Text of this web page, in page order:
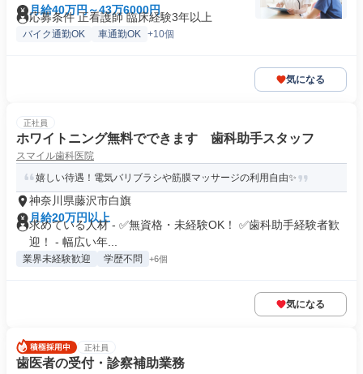
月給40万円～43万6000円
応募条件 正看護師 臨床経験3年以上
バイク通勤OK 車通勤OK +10個
気になる
正社員
ホワイトニング無料でできます 歯科助手スタッフ
スマイル歯科医院
嬉しい待遇！電気バリブラシや筋膜マッサージの利用自由✨
神奈川県藤沢市白旗
月給20万円以上
求めている人材 - ✅無資格・未経験OK！ ✅歯科助手経験者歓
迎！ - 幅広い年...
業界未経験歓迎 学歴不問 +6個
気になる
正社員
歯医者の受付・診察補助業務